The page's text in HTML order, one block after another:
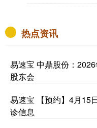
热点资讯
易速宝 中鼎股份：
股东会
易速宝 【预约】4月15
诊信息